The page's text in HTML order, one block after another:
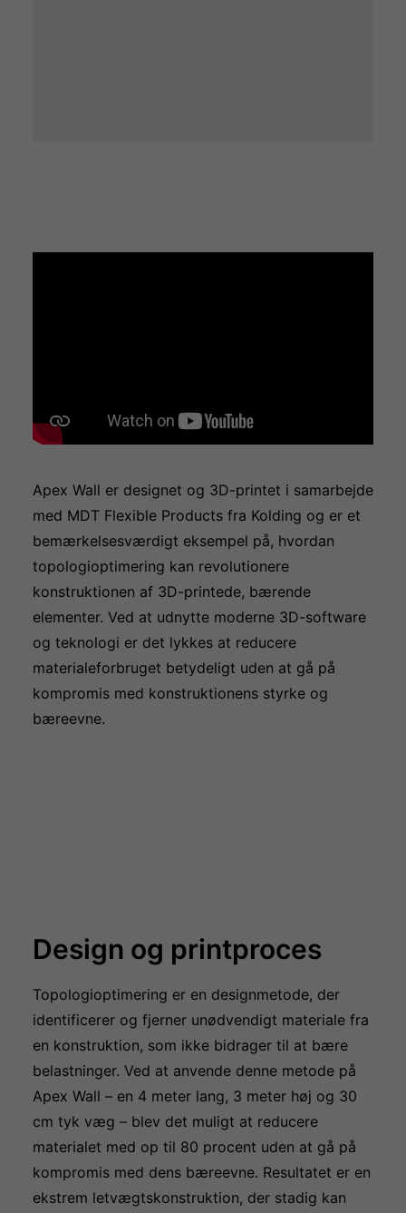
Apex Wall er designet og 3D-printet i samarbejde
med MDT Flexible Products fra Kolding og er et
bemærkelsesværdigt eksempel på, hvordan
topologioptimering kan revolutionere
konstruktionen af 3D-printede, bærende
elementer. Ved at udnytte moderne 3D-software
og teknologi er det lykkes at reducere
materialeforbruget betydeligt uden at gå på
kompromis med konstruktionens styrke og
bæreevne.
Design og printproces
Topologioptimering er en designmetode, der
identificerer og fjerner unødvendigt materiale fra
en konstruktion, som ikke bidrager til at bære
belastninger. Ved at anvende denne metode på
Apex Wall – en 4 meter lang, 3 meter høj og 30
cm tyk væg – blev det muligt at reducere
materialet med op til 80 procent uden at gå på
kompromis med dens bæreevne. Resultatet er en
ekstrem letvægtskonstruktion, der stadig kan